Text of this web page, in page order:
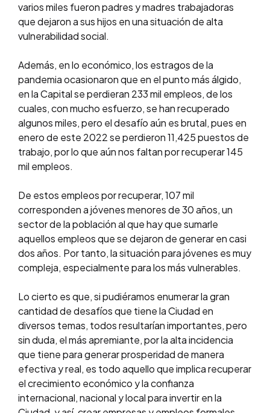
varios miles fueron padres y madres trabajadoras
que dejaron a sus hijos en una situación de alta
vulnerabilidad social.
Además, en lo económico, los estragos de la
pandemia ocasionaron que en el punto más álgido,
en la Capital se perdieran 233 mil empleos, de los
cuales, con mucho esfuerzo, se han recuperado
algunos miles, pero el desafío aún es brutal, pues en
enero de este 2022 se perdieron 11,425 puestos de
trabajo, por lo que aún nos faltan por recuperar 145
mil empleos.
De estos empleos por recuperar, 107 mil
corresponden a jóvenes menores de 30 años, un
sector de la población al que hay que sumarle
aquellos empleos que se dejaron de generar en casi
dos años. Por tanto, la situación para jóvenes es muy
compleja, especialmente para los más vulnerables.
Lo cierto es que, si pudiéramos enumerar la gran
cantidad de desafíos que tiene la Ciudad en
diversos temas, todos resultarían importantes, pero
sin duda, el más apremiante, por la alta incidencia
que tiene para generar prosperidad de manera
efectiva y real, es todo aquello que implica recuperar
el crecimiento económico y la confianza
internacional, nacional y local para invertir en la